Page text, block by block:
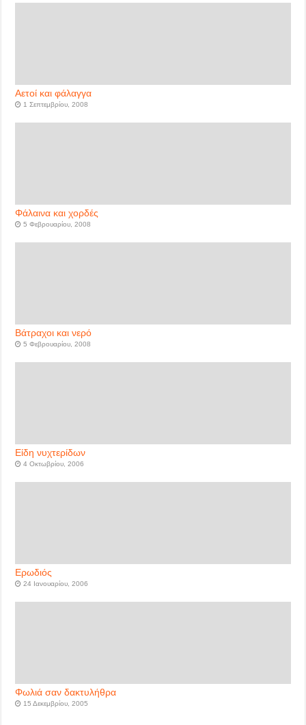
Αετοί και φάλαγγα
1 Σεπτεμβρίου, 2008
Φάλαινα και χορδές
5 Φεβρουαρίου, 2008
Βάτραχοι και νερό
5 Φεβρουαρίου, 2008
Είδη νυχτερίδων
4 Οκτωβρίου, 2006
Ερωδιός
24 Ιανουαρίου, 2006
Φωλιά σαν δακτυλήθρα
15 Δεκεμβρίου, 2005